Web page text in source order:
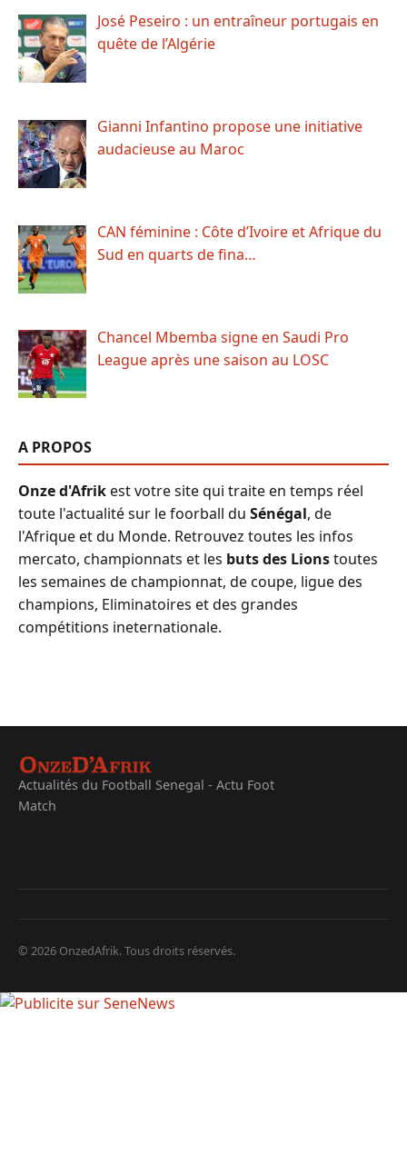
José Peseiro : un entraîneur portugais en
quête de l’Algérie
Gianni Infantino propose une initiative
audacieuse au Maroc
CAN féminine : Côte d’Ivoire et Afrique du
Sud en quarts de fina…
Chancel Mbemba signe en Saudi Pro
League après une saison au LOSC
A PROPOS
Onze d'Afrikest votre site qui traite en temps réel
toute l'actualité sur le foorball du Sénégal, de
l'Afrique et du Monde. Retrouvez toutes les infos
mercato, championnats et les buts des Lionstoutes
les semaines de championnat, de coupe, ligue des
champions, Eliminatoires et des grandes
compétitions ineternationale.
Actualités du Football Senegal - Actu Foot
Match
© 2026 OnzedAfrik. Tous droits réservés.